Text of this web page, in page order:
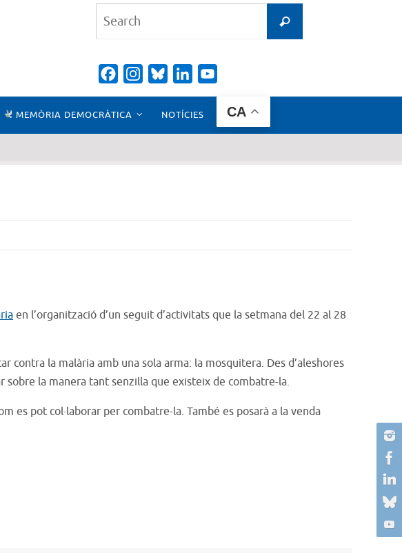
Search
FacebookInstagramBlueskyLinkedIn
MEMÒRIA DEMOCRÀTICA NOTÍCIES CA
en l’organització d’un seguit d’activitats que la setmana del 22 al 28
contra la malària amb una sola arma: la mosquitera. Des d’aleshores
la manera tant senzilla que existeix de combatre-la.
es pot col·laborar per combatre-la. També es posarà a la venda